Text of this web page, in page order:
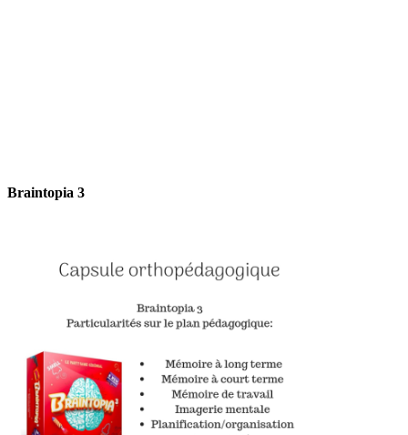
Braintopia 3